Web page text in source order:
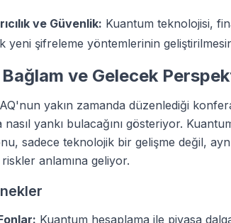
ve Güvenlik: Kuantum teknolojisi,
yeni şifreleme yöntemlerinin
ve Gelecek
yakın zamanda düzenlediği
nasıl yankı bulacağını gösteriyor.
sadece teknolojik bir gelişme değil,
anlamına geliyor.
Kuantum hesaplama ile piyasa